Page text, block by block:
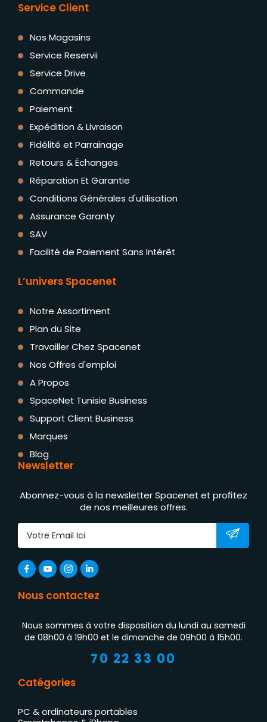
Service Client
Nos Magasins
Service Reservii
Service Drive
Commande
Paiement
Expédition & Livraison
Fidélité et Parrainage
Retours & Échanges
Réparation Et Garantie
Conditions Générales d'utilisation
Assurance Garanty
SAV
Facilité de Paiement Sans Intérêt
L’univers Spacenet
Notre Assortiment
Plan du Site
Travailler Chez Spacenet
Nos Offres d'emploi
A Propos
SpaceNet Tunisie Business
Support Client Business
Marques
Blog
Newsletter
Abonnez-vous à la newsletter Spacenet et profitez
de nos meilleures offres.
Nous contactez
Nous sommes à votre disposition du lundi au samedi
de 08h00 à 19h00 et le dimanche de 09h00 à 15h00.
70 22 33 00
Catégories
PC & ordinateurs portables